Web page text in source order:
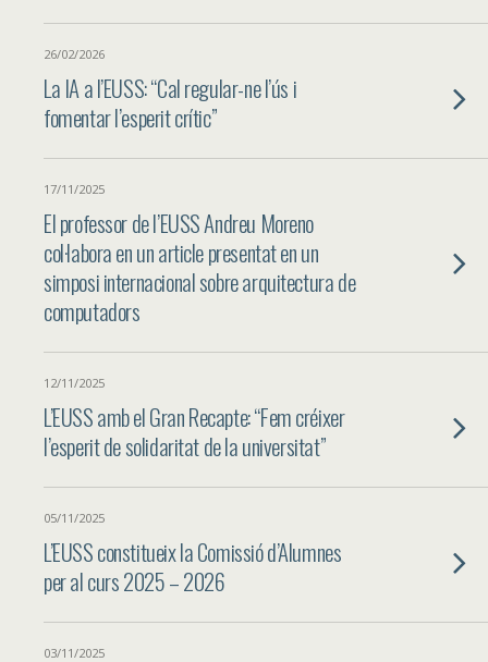
26/02/2026
La IA a l’EUSS: “Cal regular-ne l’ús i
fomentar l’esperit crític”
17/11/2025
El professor de l’EUSS Andreu Moreno
col·labora en un article presentat en un
simposi internacional sobre arquitectura de
computadors
12/11/2025
L’EUSS amb el Gran Recapte: “Fem créixer
l’esperit de solidaritat de la universitat”
05/11/2025
L’EUSS constitueix la Comissió d’Alumnes
per al curs 2025 – 2026
03/11/2025